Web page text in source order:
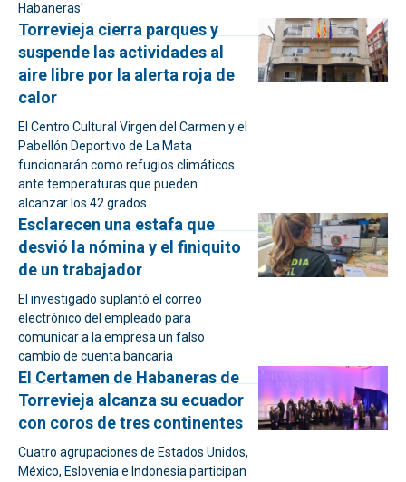
Habaneras'
Torrevieja cierra parques y
suspende las actividades al
aire libre por la alerta roja de
calor
El Centro Cultural Virgen del Carmen y el
Pabellón Deportivo de La Mata
funcionarán como refugios climáticos
ante temperaturas que pueden
alcanzar los 42 grados
Esclarecen una estafa que
desvió la nómina y el finiquito
de un trabajador
El investigado suplantó el correo
electrónico del empleado para
comunicar a la empresa un falso
cambio de cuenta bancaria
El Certamen de Habaneras de
Torrevieja alcanza su ecuador
con coros de tres continentes
Cuatro agrupaciones de Estados Unidos,
México, Eslovenia e Indonesia participan